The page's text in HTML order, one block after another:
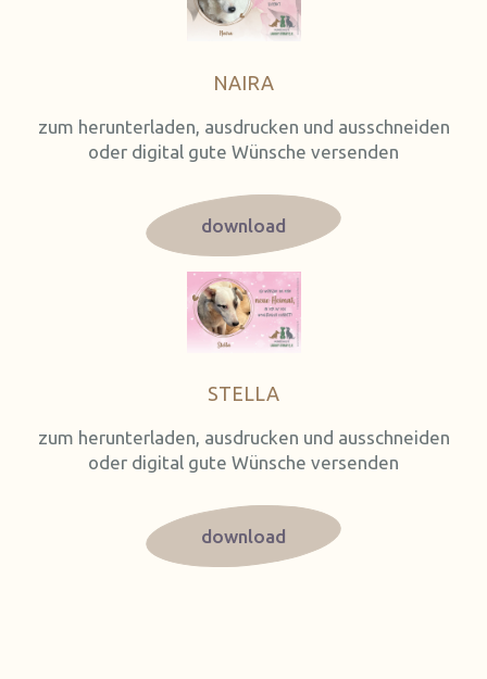
NAIRA
zum herunterladen, ausdrucken und ausschneiden
oder digital gute Wünsche versenden
download
STELLA
zum herunterladen, ausdrucken und ausschneiden
oder digital gute Wünsche versenden
download